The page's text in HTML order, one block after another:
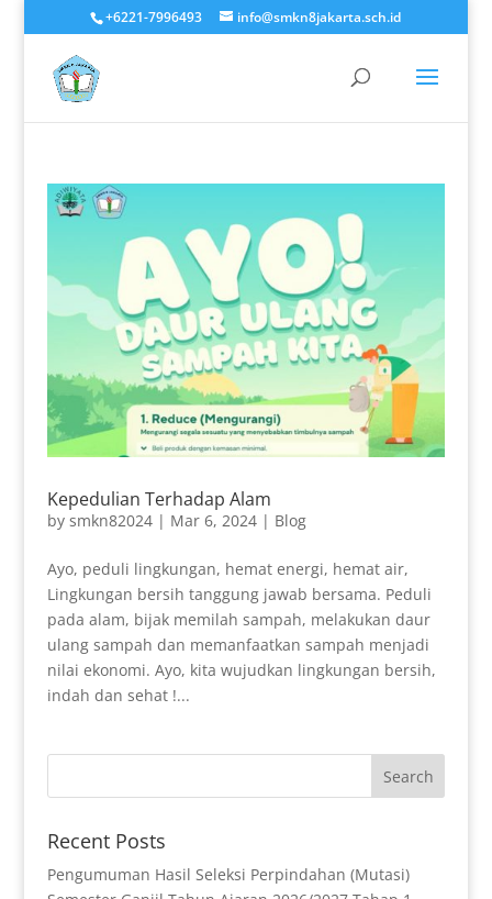
+6221-7996493 info@smkn8jakarta.sch.id
Kepedulian Terhadap Alam
by smkn82024| Mar 6, 2024| Blog
Ayo, peduli lingkungan, hemat energi, hemat air,
Lingkungan bersih tanggung jawab bersama. Peduli
pada alam, bijak memilah sampah, melakukan daur
ulang sampah dan memanfaatkan sampah menjadi
nilai ekonomi. Ayo, kita wujudkan lingkungan bersih,
indah dan sehat !...
Recent Posts
Pengumuman Hasil Seleksi Perpindahan (Mutasi)